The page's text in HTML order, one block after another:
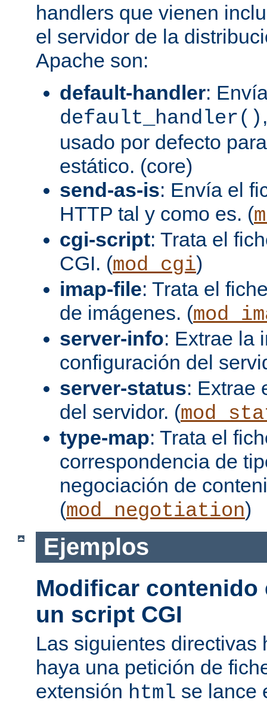
handlers que vienen
el servidor de la
Apache son:
default-handler:
default_handler()
usado por defecto
estático. (core)
send-as-is: Envía el
HTTP tal y como es. (
cgi-script: Trata el
CGI. (mod_cgi)
imap-file: Trata el
de imágenes. (
server-info: Extrae la
configuración del
server-status: Extrae
del servidor. (
type-map: Trata el
correspondencia de
negociación de
(mod_negotiation)
Ejemplos
Modificar
un script CGI
Las siguientes directivas
haya una petición de
extensión html se lance